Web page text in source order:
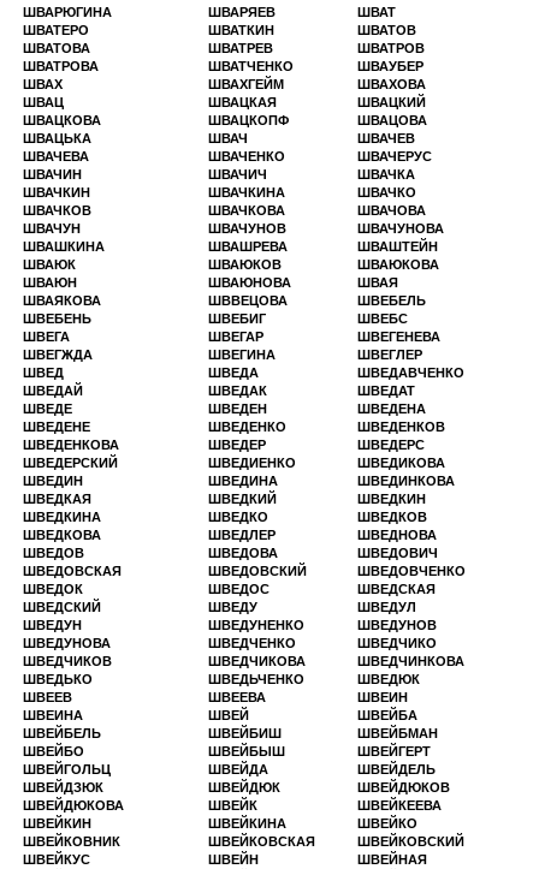
ШВАРЮГИНА
ШВАРЯЕВ
ШВАТ
ШВАТЕРО
ШВАТКИН
ШВАТОВ
ШВАТОВА
ШВАТРЕВ
ШВАТРОВ
ШВАТРОВА
ШВАТЧЕНКО
ШВАУБЕР
ШВАХ
ШВАХГЕЙМ
ШВАХОВА
ШВАЦ
ШВАЦКАЯ
ШВАЦКИЙ
ШВАЦКОВА
ШВАЦКОПФ
ШВАЦОВА
ШВАЦЬКА
ШВАЧ
ШВАЧЕВ
ШВАЧЕВА
ШВАЧЕНКО
ШВАЧЕРУС
ШВАЧИН
ШВАЧИЧ
ШВАЧКА
ШВАЧКИН
ШВАЧКИНА
ШВАЧКО
ШВАЧКОВ
ШВАЧКОВА
ШВАЧОВА
ШВАЧУН
ШВАЧУНОВ
ШВАЧУНОВА
ШВАШКИНА
ШВАШРЕВА
ШВАШТЕЙН
ШВАЮК
ШВАЮКОВ
ШВАЮКОВА
ШВАЮН
ШВАЮНОВА
ШВАЯ
ШВАЯКОВА
ШВВЕЦОВА
ШВЕБЕЛЬ
ШВЕБЕНЬ
ШВЕБИГ
ШВЕБС
ШВЕГА
ШВЕГАР
ШВЕГЕНЕВА
ШВЕГЖДА
ШВЕГИНА
ШВЕГЛЕР
ШВЕД
ШВЕДА
ШВЕДАВЧЕНКО
ШВЕДАЙ
ШВЕДАК
ШВЕДАТ
ШВЕДЕ
ШВЕДЕН
ШВЕДЕНА
ШВЕДЕНЕ
ШВЕДЕНКО
ШВЕДЕНКОВ
ШВЕДЕНКОВА
ШВЕДЕР
ШВЕДЕРС
ШВЕДЕРСКИЙ
ШВЕДИЕНКО
ШВЕДИКОВА
ШВЕДИН
ШВЕДИНА
ШВЕДИНКОВА
ШВЕДКАЯ
ШВЕДКИЙ
ШВЕДКИН
ШВЕДКИНА
ШВЕДКО
ШВЕДКОВ
ШВЕДКОВА
ШВЕДЛЕР
ШВЕДНОВА
ШВЕДОВ
ШВЕДОВА
ШВЕДОВИЧ
ШВЕДОВСКАЯ
ШВЕДОВСКИЙ
ШВЕДОВЧЕНКО
ШВЕДОК
ШВЕДОС
ШВЕДСКАЯ
ШВЕДСКИЙ
ШВЕДУ
ШВЕДУЛ
ШВЕДУН
ШВЕДУНЕНКО
ШВЕДУНОВ
ШВЕДУНОВА
ШВЕДЧЕНКО
ШВЕДЧИКО
ШВЕДЧИКОВ
ШВЕДЧИКОВА
ШВЕДЧИНКОВА
ШВЕДЬКО
ШВЕДЬЧЕНКО
ШВЕДЮК
ШВЕЕВ
ШВЕЕВА
ШВЕИН
ШВЕИНА
ШВЕЙ
ШВЕЙБА
ШВЕЙБЕЛЬ
ШВЕЙБИШ
ШВЕЙБМАН
ШВЕЙБО
ШВЕЙБЫШ
ШВЕЙГЕРТ
ШВЕЙГОЛЬЦ
ШВЕЙДА
ШВЕЙДЕЛЬ
ШВЕЙДЗЮК
ШВЕЙДЮК
ШВЕЙДЮКОВ
ШВЕЙДЮКОВА
ШВЕЙК
ШВЕЙКЕЕВА
ШВЕЙКИН
ШВЕЙКИНА
ШВЕЙКО
ШВЕЙКОВНИК
ШВЕЙКОВСКАЯ
ШВЕЙКОВСКИЙ
ШВЕЙКУС
ШВЕЙН
ШВЕЙНАЯ